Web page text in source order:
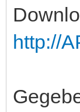
http://